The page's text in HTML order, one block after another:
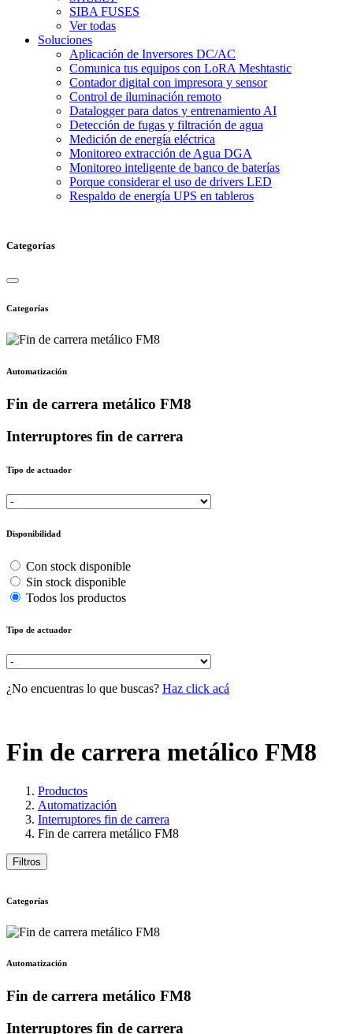
SIBA FUSES
Ver todas
Soluciones
Aplicación de Inversores DC/AC
Comunica tus equipos con LoRA Meshtastic
Contador digital con impresora y sensor
Control de iluminación remoto
Datalogger para datos y entrenamiento AI
Detección de fugas y filtración de agua
Medición de energía eléctrica
Monitoreo extracción de Agua DGA
Monitoreo inteligente de banco de baterías
Porque considerar el uso de drivers LED
Respaldo de energía UPS en tableros
Categorías
Categorías
Automatización
Fin de carrera metálico FM8
Interruptores fin de carrera
Tipo de actuador
Disponibilidad
Con stock disponible
Sin stock disponible
Todos los productos
Tipo de actuador
¿No encuentras lo que buscas? Haz click acá
Fin de carrera metálico FM8
Productos
Automatización
Interruptores fin de carrera
Fin de carrera metálico FM8
Filtros
Categorías
Automatización
Fin de carrera metálico FM8
Interruptores fin de carrera